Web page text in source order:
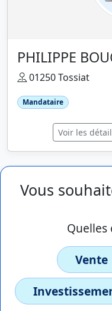
PHILIPPE
01250 Tossiat
Mandataire
Voir les
Vous
Vente